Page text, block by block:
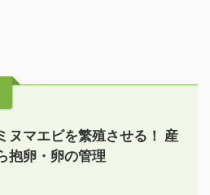
ヌマエビを繁殖させる！ 産
抱卵・卵の管理